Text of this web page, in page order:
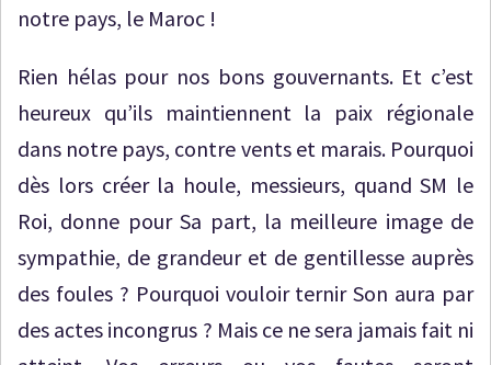
notre pays, le Maroc !
Rien hélas pour nos bons gouvernants. Et c’est
heureux qu’ils maintiennent la paix régionale
dans notre pays, contre vents et marais. Pourquoi
dès lors créer la houle, messieurs, quand SM le
Roi, donne pour Sa part, la meilleure image de
sympathie, de grandeur et de gentillesse auprès
des foules ? Pourquoi vouloir ternir Son aura par
des actes incongrus ? Mais ce ne sera jamais fait ni